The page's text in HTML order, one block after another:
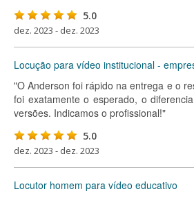
5.0
dez. 2023 - dez. 2023
Locução para vídeo institucional -
"O Anderson foi rápido na entrega e o
foi exatamente o esperado, o
versões. Indicamos o profissional!"
5.0
dez. 2023 - dez. 2023
Locutor homem para vídeo educativo